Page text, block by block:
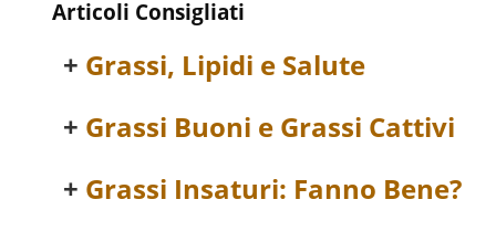
Articoli Consigliati
Grassi, Lipidi e Salute
Grassi Buoni e Grassi Cattivi
Grassi Insaturi: Fanno Bene?